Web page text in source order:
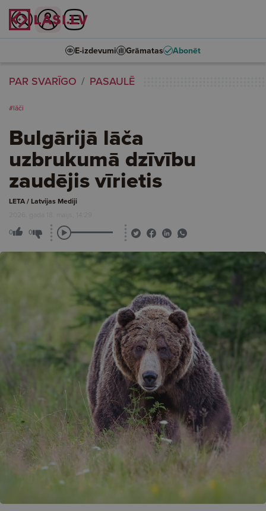
E-izdevumi Grāmatas Abonēt
PAR SVARĪGO PASAULĒ
#lāči
Bulgārijā lāča
uzbrukumā dzīvību
zaudējis vīrietis
LETA / Latvijas Mediji
2026. gada 18. maijs, 14:29
0 0